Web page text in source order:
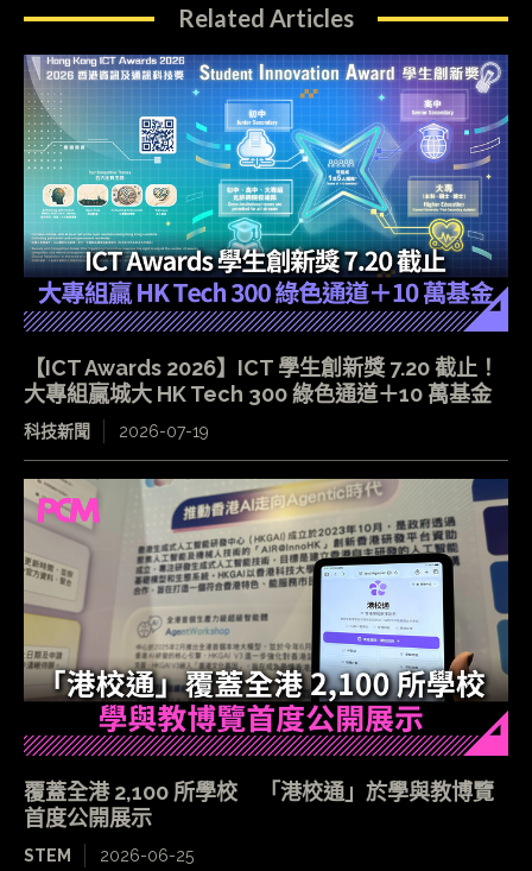
Related Articles
【ICT Awards 2026】ICT 學生創新獎 7.20 截止！
大專組贏城大 HK Tech 300 綠色通道＋10 萬基金
科技新聞 2026-07-19
覆蓋全港 2,100 所學校 「港校通」於學與教博覽
首度公開展示
STEM 2026-06-25